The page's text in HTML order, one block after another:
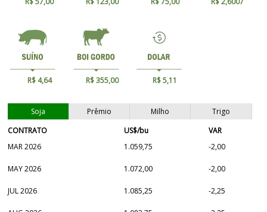
R$ 4,64 R$ 355,00 R$ 5,11
Soja Prêmio Milho
Trigo
CONTRATO
US$/bu
VAR
MAR 2026
1.059,75 -2,00
MAY 2026 1.072,00 -2,00
JUL 2026 1.085,25 -2,25